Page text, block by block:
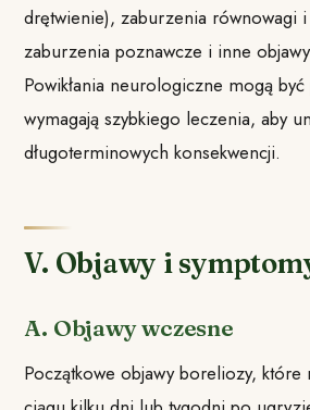
drętwienie), zaburzenia równowagi
zaburzenia poznawcze i inne
Powikłania neurologiczne mogą
wymagają szybkiego leczenia, aby
długoterminowych konsekwencji.
V. Objawy i
A. Objawy wczesne
Początkowe objawy boreliozy, które